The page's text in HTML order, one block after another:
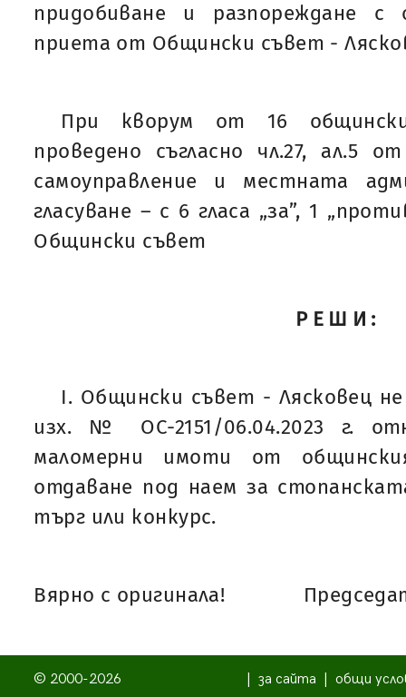
придобиване и разпореждане с
приета от Общински съвет -
При кворум от 16
проведено съгласно чл.27, ал.5
самоуправление и местната
гласуване – с 6 гласа „за”, 1
Общински съвет
РЕШИ:
I. Общински съвет - Лясковец
изх. № ОС-2151/06.04.2023 г.
маломерни имоти от
отдаване под наем за
търг или конкурс.
Вярно с оригинала!
© 2000-2026
за сайта
общи